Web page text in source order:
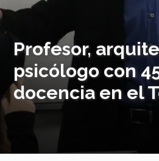
Profesor,
psicólogo con
docencia en el